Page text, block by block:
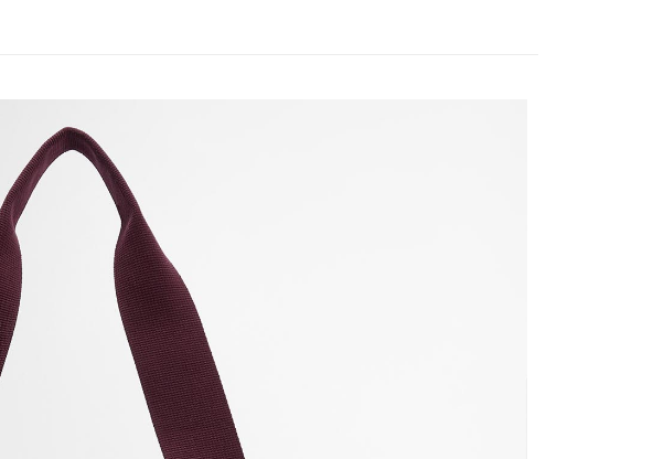
２．訂單成立數日內，您將收到繳費通知簡訊。
３．收到繳費通知簡訊後14天內，點擊此簡訊中的連結，可透過四大超商
／ATM／網路銀行／等多元方式進行付款，方視為交易完成。
※ 請注意：結帳手續完成當下不需立刻繳費，但若您需要取消訂單，請聯
絡購買商品的店家。未經商家同意取消之訂單仍視為有效，需透過AFTEE
先享後付繳納相關費用。
※ 交易是否成功請以「AFTEE先享後付 」之結帳頁面顯示為準，若有關於
是否繳費成功／繳費後需取消欲退款等相關疑問，請聯繫「AFTEE先享後
付客戶支援中心」
【注意事項】
１．透過由恩沛科技股份有限公司提供之「AFTEE先享後付」服務完成之
交易，需依本服務之必要範圍內提供個人資料，並將交易相關給付款項請
求債權轉讓予恩沛科技股份有限公司。
２．關於個人資料處理事宜，請瀏覽以下網址：
https://aftee.tw/terms/#terms3